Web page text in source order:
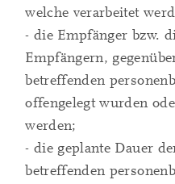
welche verarbeitet
- die Empfänger bzw.
Empfängern,
betreffenden
offengelegt wurden
werden;
- die geplante Dauer
betreffenden